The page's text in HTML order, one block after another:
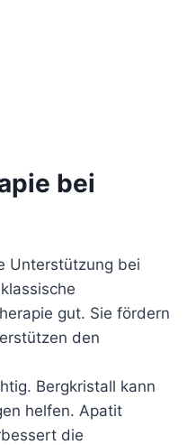
bei
Unterstützung bei
gut. Sie fördern
den
Bergkristall kann
helfen. Apatit
die